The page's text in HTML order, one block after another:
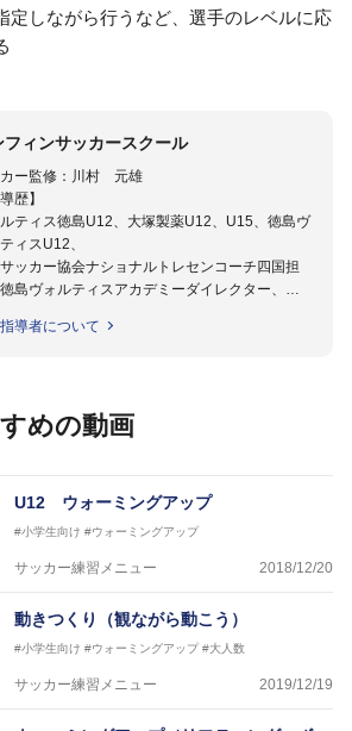
定しながら行うなど、選手のレベルに応
フィンサッカースクール
ー監修：川村 元雄
歴】
ティス徳島U12、大塚製薬U12、U15、徳島ヴ
ィスU12、
ッカー協会ナショナルトレセンコーチ四国担
島ヴォルティスアカデミーダイレクター、
ッカー協会公認B級養成講習会インストラクタ
認キッズリーダーチーフインストラクター
歴】
グU23選抜監督、ミャンマー女子フットサル代
ッカー協会フットサルインストラクター、AFC
アサッカー連盟）フットサルインストラクター
】
認A級コーチジェネラルライセンス・JFA公認フ
ルB級コーチライセンス
哲久
導者について
めの動画
U12 ウォーミングアップ
#小学生向け #ウォーミングアップ
サッカー練習メニュー 2018/12/20
動きつくり（観ながら動こう）
#小学生向け #ウォーミングアップ #大人数
サッカー練習メニュー 2019/12/19